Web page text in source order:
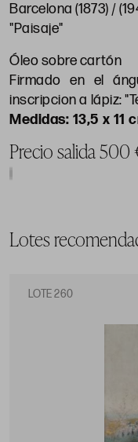
Barcelona (1873) /
"Paisaje"
Óleo sobre cartón
Firmado en el
inscripcion a lápiz:
13,5 x 11
Precio salida 500
Lotes
LOTE 260